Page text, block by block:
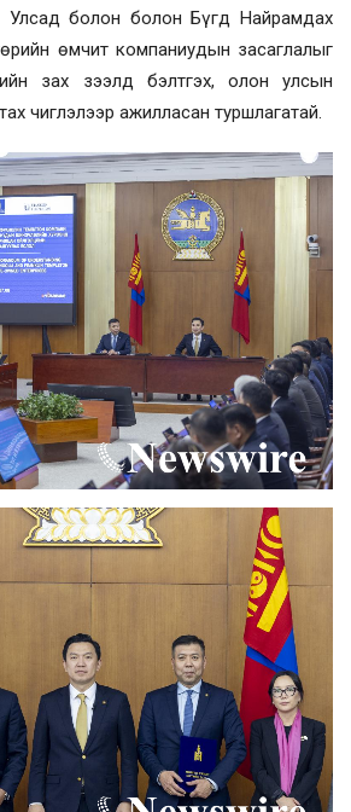
Улсад болон болон Бүгд Найрамдах
өмчит компаниудын засаглалыг
зах зээлд бэлтгэх, олон улсын
чиглэлээр ажилласан туршлагатай.